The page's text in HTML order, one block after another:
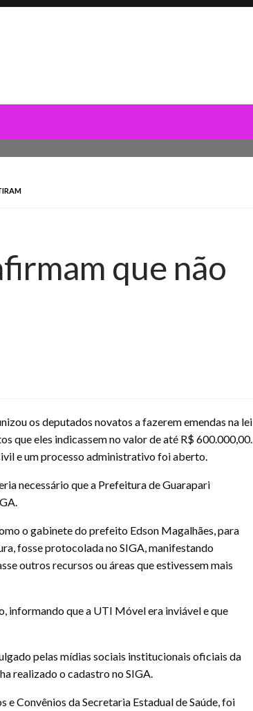
que não
os deputados novatos a fazerem emendas na lei
que eles indicassem no valor de até R$ 600.000,00.
e um processo administrativo foi aberto.
necessário que a Prefeitura de Guarapari
o gabinete do prefeito Edson Magalhães, para
fosse protocolada no SIGA, manifestando
outros recursos ou áreas que estivessem mais
informando que a UTI Móvel era inviável e que
pelas mídias sociais institucionais oficiais da
realizado o cadastro no SIGA.
Convênios da Secretaria Estadual de Saúde, foi